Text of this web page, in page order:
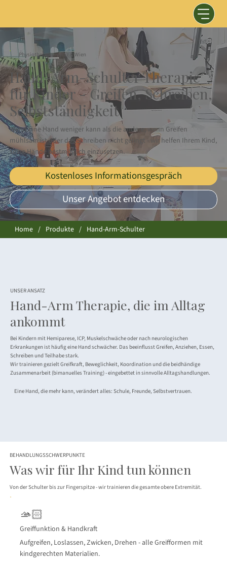
Physiotherapie - Graz & Wien
Hand-Arm-Schulter Therapie
für Kinder - Greifen, Schreiben,
Selbstständigkeit
Wenn eine Hand weniger kann als die andere, wenn Greifen
mühlsam ist oder das Schreiben nicht gelingt - wir helfen Ihrem Kind,
seine Hände bestmöglich einzusetzen.
Kostenloses Informationsgespräch
Unser Angebot entdecken
Home / Produkte / Hand-Arm-Schulter
UNSER ANSATZ
Hand-Arm Therapie, die im Alltag
ankommt
Bei Kindern mit Hemiparese, ICP, Muskelschwäche oder nach neurologischen
Erkrankungen ist häufig eine Hand schwächer. Das beeinflusst Greifen, Anziehen, Essen,
Schreiben und Teilhabe stark.
Wir trainieren gezielt Greifkraft, Beweglichkeit, Koordination und die beidhändige
Zusammenarbeit (bimanuelles Training) - eingebettet in sinnvolle Alltagshandlungen.
Eine Hand, die mehr kann, verändert alles: Schule, Freunde, Selbstvertrauen.
BEHANDLUNGSSCHWERPUNKTE
Was wir für Ihr Kind tun können
Von der Schulter bis zur Fingerspitze - wir trainieren die gesamte obere Extremität.
🫴🏻
Greiffunktion & Handkraft
Aufgreifen, Loslassen, Zwicken, Drehen - alle Greifformen mit
kindgerechten Materialien.